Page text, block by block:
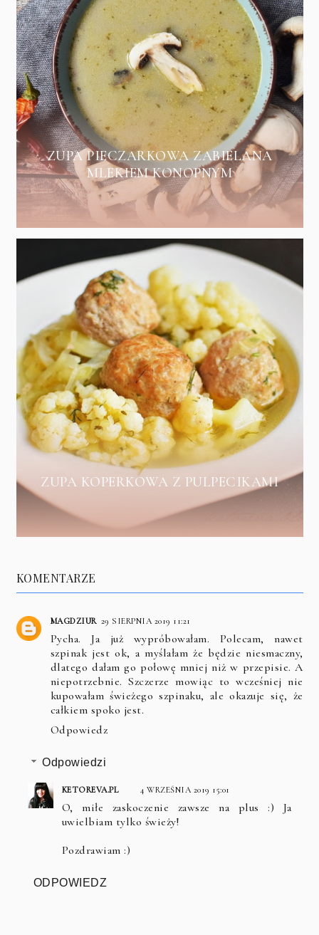
ZUPA PIECZARKOWA ZABIELANA
MLEKIEM KONOPNYM
ZUPA KOPERKOWA Z PULPECIKAMI
KOMENTARZE
MAGDZIUR 29 SIERPNIA 2019 11:21
Pycha. Ja już wypróbowałam. Polecam, nawet
szpinak jest ok, a myślałam że będzie niesmaczny,
dlatego dałam go połowę mniej niż w przepisie. A
niepotrzebnie. Szczerze mowiąc to wcześniej nie
kupowałam świeżego szpinaku, ale okazuje się, że
całkiem spoko jest.
Odpowiedz
Odpowiedzi
KETOREVA.PL 4 WRZEŚNIA 2019 15:01
O, miłe zaskoczenie zawsze na plus :) Ja
uwielbiam tylko świeży!
Pozdrawiam :)
ODPOWIEDZ